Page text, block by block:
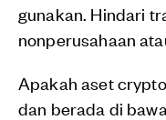
gunakan. Hindari
nonperusahaan
Apakah aset
dan berada di